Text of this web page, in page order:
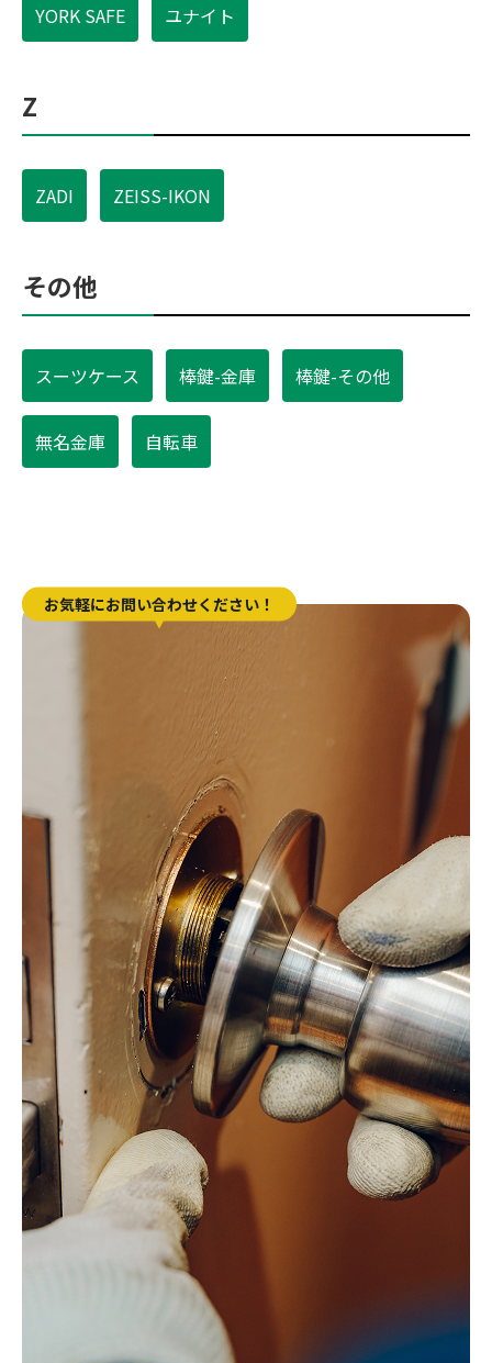
YORK SAFE ユナイト
Z
ZADI ZEISS-IKON
その他
スーツケース 棒鍵-金庫 棒鍵-その他
無名金庫 自転車
お気軽にお問い合わせください！